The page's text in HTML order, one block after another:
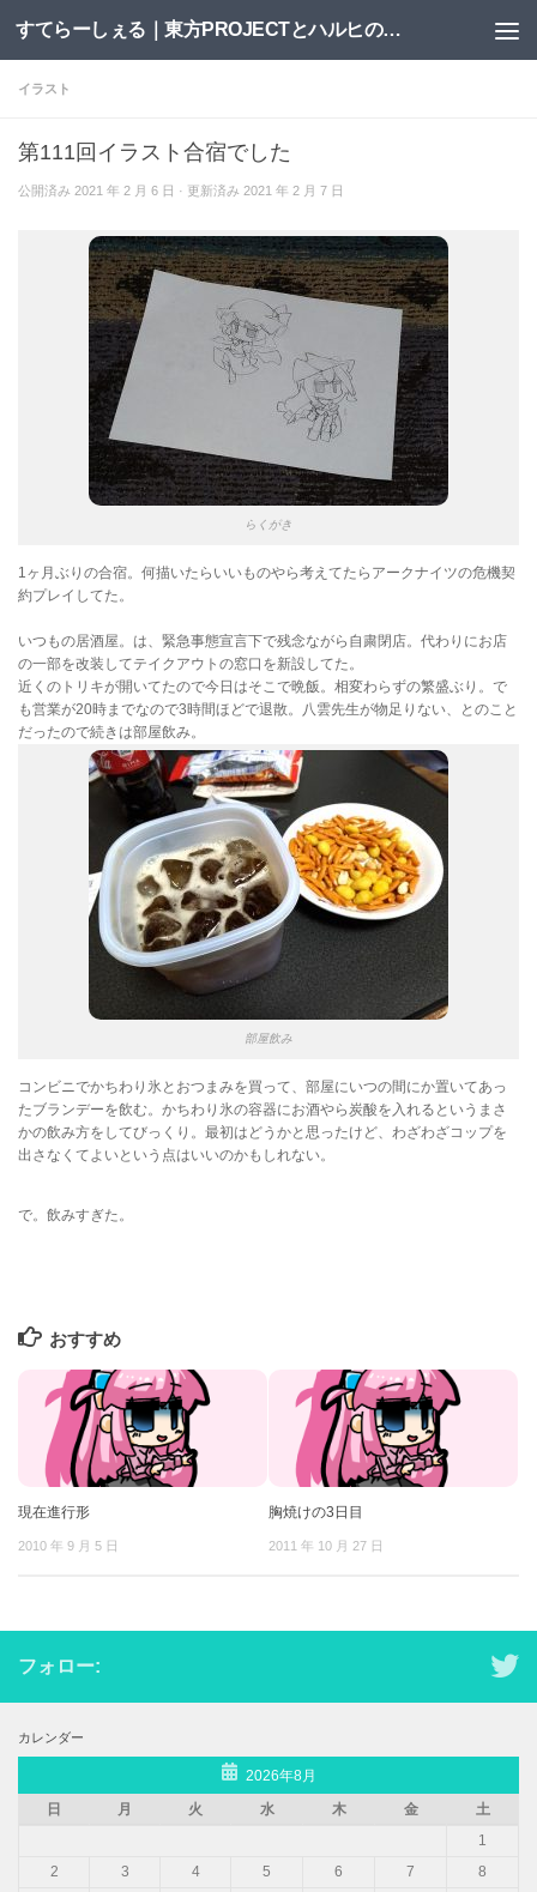
コンテンツへスキップ すてらーしぇる｜東方PROJECTとハルヒの二次創作サイト
イラスト
第111回イラスト合宿でした
公開済み 2021 年 2 月 6 日 · 更新済み 2021 年 2 月 7 日
らくがき
1ヶ月ぶりの合宿。何描いたらいいものやら考えてたらアークナイツの危機契
約プレイしてた。
いつもの居酒屋。は、緊急事態宣言下で残念ながら自粛閉店。代わりにお店
の一部を改装してテイクアウトの窓口を新設してた。
近くのトリキが開いてたので今日はそこで晩飯。相変わらずの繁盛ぶり。で
も営業が20時までなので3時間ほどで退散。八雲先生が物足りない、とのこと
だったので続きは部屋飲み。
部屋飲み
コンビニでかちわり氷とおつまみを買って、部屋にいつの間にか置いてあっ
たブランデーを飲む。かちわり氷の容器にお酒やら炭酸を入れるというまさ
かの飲み方をしてびっくり。最初はどうかと思ったけど、わざわざコップを
出さなくてよいという点はいいのかもしれない。
で。飲みすぎた。
おすすめ
現在進行形
2010 年 9 月 5 日
胸焼けの3日目
2011 年 10 月 27 日
フォロー:
カレンダー
2026年8月
日
月 火 水 木 金
土
1
2
3 4 5 6 7
8